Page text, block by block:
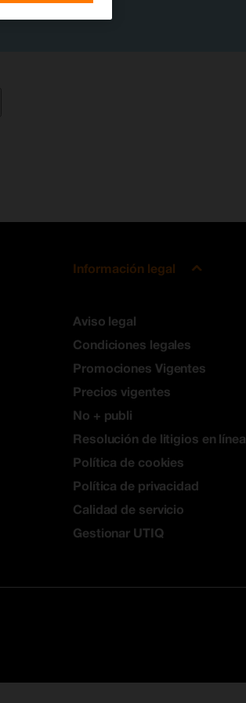
Información legal
Aviso legal
Condiciones legales
Promociones Vigentes
Precios vigentes
No + publi
Resolución de litigios en línea
Política de cookies
Política de privacidad
Calidad de servicio
Gestionar UTIQ